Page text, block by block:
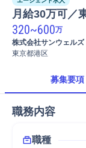
月給30万可／
320~600万
株式会社サンウェルズ
東京都港区
募集要項
職務内容
職種